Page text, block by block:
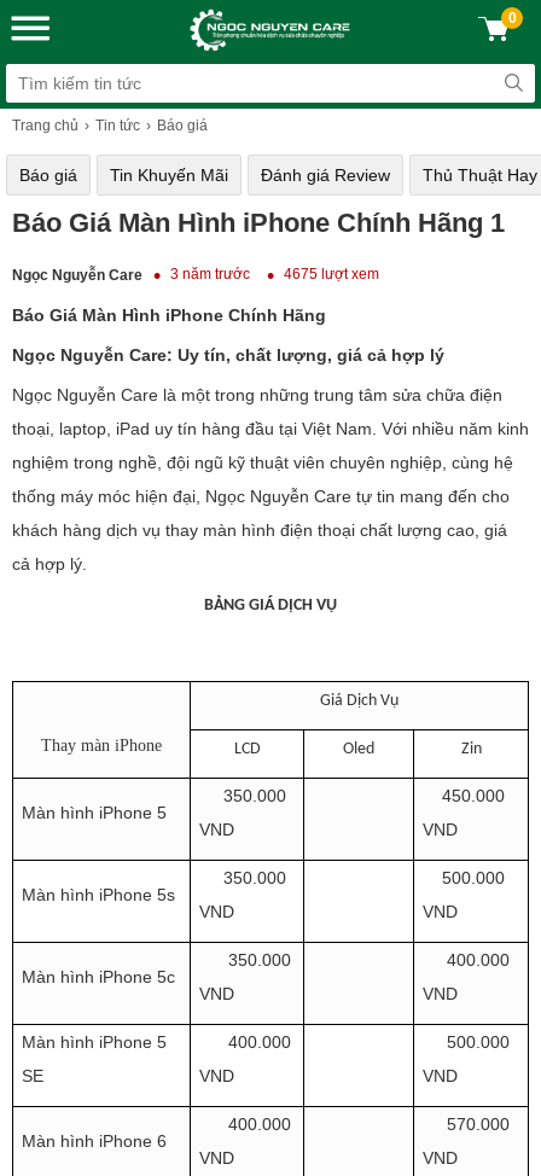
0
Trang chủ Tin tức Báo giá
Báo giá Tin Khuyến Mãi Đánh giá Review Thủ Thuật Hay
Báo Giá Màn Hình iPhone Chính Hãng 1
Ngọc Nguyễn Care 3 năm trước 4675 lượt xem
Báo Giá Màn Hình iPhone Chính Hãng
Ngọc Nguyễn Care: Uy tín, chất lượng, giá cả hợp lý
Ngọc Nguyễn Care là một trong những trung tâm sửa chữa điện
thoại, laptop, iPad uy tín hàng đầu tại Việt Nam. Với nhiều năm kinh
nghiệm trong nghề, đội ngũ kỹ thuật viên chuyên nghiệp, cùng hệ
thống máy móc hiện đại, Ngọc Nguyễn Care tự tin mang đến cho
khách hàng dịch vụ thay màn hình điện thoại chất lượng cao, giá
cả hợp lý.
BẢNG GIÁ DỊCH VỤ
Thay màn iPhone
Giá Dịch Vụ
LCD Oled Zin
Màn hình iPhone 5
350.000
VND
450.000
VND
Màn hình iPhone 5s
350.000
VND
500.000
VND
Màn hình iPhone 5c
350.000
VND
400.000
VND
Màn hình iPhone 5
SE
400.000
VND
500.000
VND
Màn hình iPhone 6
400.000
VND
570.000
VND